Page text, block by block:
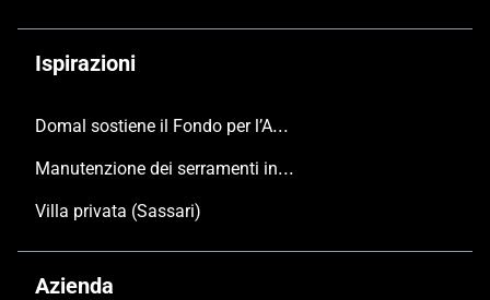
Ispirazioni
Domal sostiene il Fondo per l’Ambiente Italiano anche per le Giornate FAI di Primavera 2024
Manutenzione dei serramenti in alluminio
Villa privata (Sassari)
Azienda